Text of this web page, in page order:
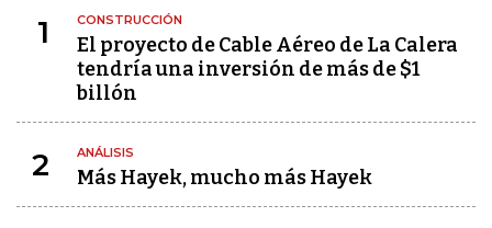
1 CONSTRUCCIÓN
El proyecto de Cable Aéreo de La Calera
tendría una inversión de más de $1
billón
2 ANÁLISIS
Más Hayek, mucho más Hayek